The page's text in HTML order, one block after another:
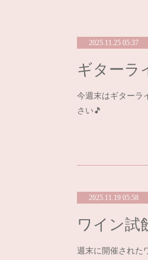
2025.11.25 05:37
ギターラ
今週末はギターラ
さい🎵
2025.11.19 05:58
ワイン試
週末に開催された